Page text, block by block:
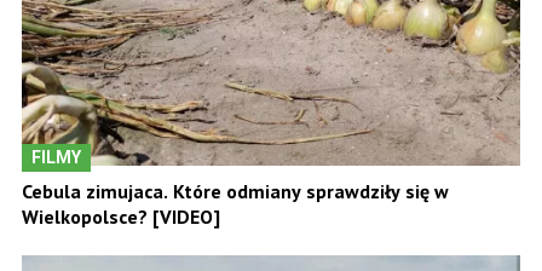
FILMY
Cebula zimujaca. Które odmiany sprawdziły się w
Wielkopolsce? [VIDEO]